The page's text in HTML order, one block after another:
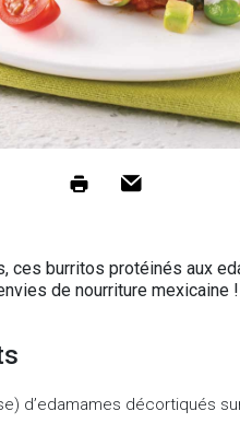
ces burritos protéinés aux
de nourriture mexicaine !
d’edamames décortiqués